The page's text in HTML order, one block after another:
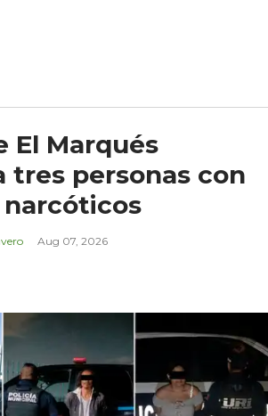
El Marqués
tres personas con
Aug 07, 2026